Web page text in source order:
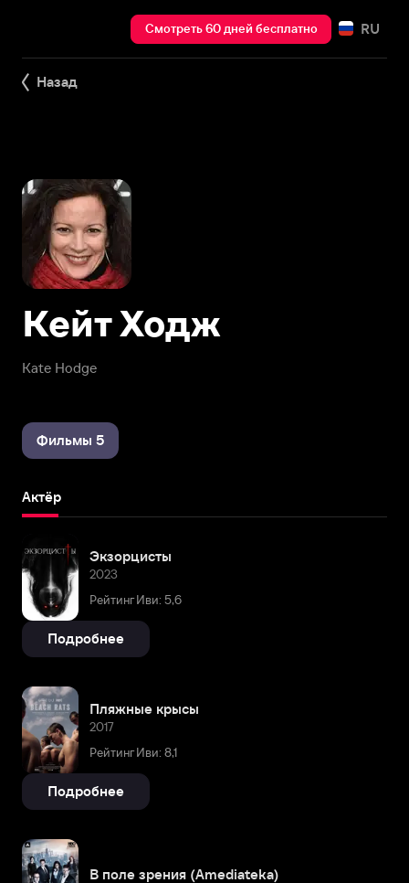
Смотреть 60 дней бесплатно RU
Назад
Kate Hodge
Кейт Ходж
Фильмы 5
Актёр
Экзорцисты
2023
Рейтинг Иви: 5,6
Подробнее
Пляжные крысы
2017
Рейтинг Иви: 8,1
Подробнее
В поле зрения (Amediateka)